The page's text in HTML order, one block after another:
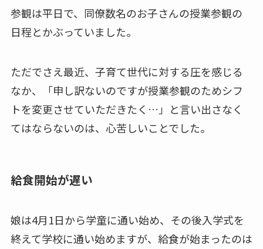
参観は平日で、同僚数名のお子さんの授業参観の
日程とかぶっていました。
ただでさえ最近、子育て世代に対する圧を感じる
なか、「申し訳ないのですが授業参観のためシフ
トを変更させていただきたく…」と言い出さなく
てはならないのは、心苦しいことでした。
給食開始が遅い
娘は4月1日から学童に通い始め、その後入学式を
終えて学校に通い始めますが、給食が始まったのは